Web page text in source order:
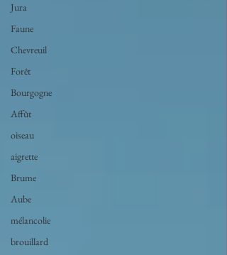
Jura
Faune
Chevreuil
Forêt
Bourgogne
Affût
oiseau
aigrette
Brume
Aube
mélancolie
brouillard